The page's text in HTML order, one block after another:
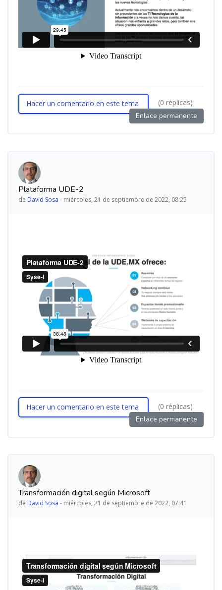
Hacer un comentario en este tema
(0 réplicas)
Enlace permanente
Plataforma UDE-2
de David Sosa - miércoles, 21 de septiembre de 2022, 08:25
Hacer un comentario en este tema
(0 réplicas)
Enlace permanente
Transformación digital según Microsoft
de David Sosa - miércoles, 21 de septiembre de 2022, 07:41